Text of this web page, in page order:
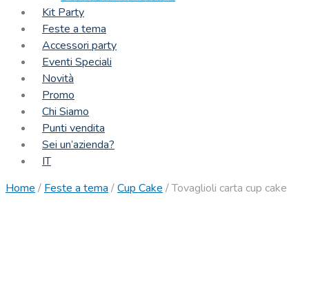
Kit Party
Feste a tema
Accessori party
Eventi Speciali
Novità
Promo
Chi Siamo
Punti vendita
Sei un’azienda?
IT
Home / Feste a tema /Cup Cake /Tovaglioli carta cup cake